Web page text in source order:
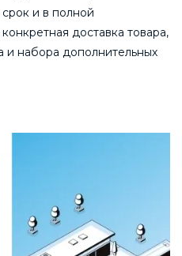
и в полной
доставка товара,
и набора дополнительных